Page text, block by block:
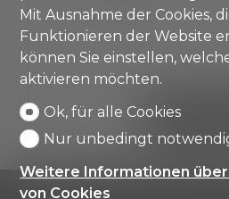
DETAILS
Mit Ausnahme der Cookies,
Funktionieren der Website
können Sie einstellen,
aktivieren möchten.
Ok, für alle Cookies
Nur unbedingt
Weitere Informationen
von Cookies